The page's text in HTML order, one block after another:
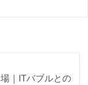
｜ITバブルとの